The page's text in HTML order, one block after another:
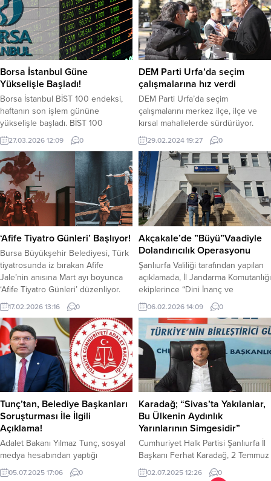
Borsa İstanbul Güne
Yükselişle Başladı!
Borsa İstanbul BİST 100 endeksi,
haftanın son işlem gününe
yükselişle başladı. BİST 100
endeksi yeni güne yüzde 0,60
artış sağlayarak 12.802,98 puandan
başladı. BİST 100 endeksi, dün
kapanışı 12.727,06 puandan yaptı.
BİST 100 endeksi, saat 12.07
itibariyle 12.689,69 puandan işlem
görüyor. BİST 30 endeksi ise aynı
saat itibariyle 14.444,04 puandan...
27.03.2026 12:09 0
DEM Parti Urfa’da seçim
çalışmalarına hız verdi
DEM Parti Urfa’da seçim
çalışmalarını merkez ilçe, ilçe ve
kırsal mahallelerde sürdürüyor.
DEM Parti Urfa Büyükşehir
Belediye Eşbaşkan Adayı Celaledin
Erkmen, merkez ilçe Haliliye
Belediye Eşbaşkan adayları Sema
Ateş ve Suphi Yılancı ile birlikte 24
Metre Caddesi ve Perşembe pazarı
esnafını ziyaret etti. Eşbaşkanlar
ayrıca esnaf ziyareti ardından OSB
29.02.2024 19:27 0
‘Afife Tiyatro Günleri’ Başlıyor!
Bursa Büyükşehir Belediyesi, Türk
tiyatrosunda iz bırakan Afife
Jale’nin anısına Mart ayı boyunca
‘Afife Tiyatro Günleri’ düzenliyor.
Bursa Büyükşehir Belediyesi ev
sahipliğinde, Bursa Kültür Sanat ve
Turizm Vakfı (BKSTV) tarafından
hazırlanan ‘Afife Tiyatro Günleri’,
Mart ayı boyunca Afife Tiyatro
Ödülleri’ne layık görülen 5 seçkin
oyunu Bursalı sanatseverlerle
buluşturuyor. 27 Mart...
17.02.2026 13:16 0
Akçakale’de ”Büyü”Vaadiyle
Dolandırıcılık Operasyonu
Şanlıurfa Valiliği tarafından yapılan
açıklamada, İl Jandarma Komutanlığı
ekiplerince “Dini İnanç ve
Duyguların İstismar Edilmesi
Suretiyle Nitelikli Dolandırıcılık”
suçlarına yönelik yürütülen
çalışmalar kapsamında önemli bir
operasyona imza atıldığı bildirildi.
Edinilen bilgilere göre, Şanlıurfa’nın
Akçakale ilçesinde bir şahsın
sosyal medya platformları
üzerinden büyü yapma vaadiyle
canlı yayınlar açarak vatandaşların
dini inanç...
06.02.2026 14:09 0
Tunç’tan, Belediye Başkanları
Soruşturması İle İlgili
Açıklama!
Adalet Bakanı Yılmaz Tunç, sosyal
medya hesabından yaptığı
açıklamada, CHP’li Antalya,
05.07.2025 17:06 0
Karadağ; “Sivas’ta Yakılanlar,
Bu Ülkenin Aydınlık
Yarınlarının Simgesidir”
Cumhuriyet Halk Partisi Şanlıurfa İl
Başkanı Ferhat Karadağ, 2 Temmuz
1994’te Madımak Oteli’nde yaşanan
02.07.2025 12:26 0